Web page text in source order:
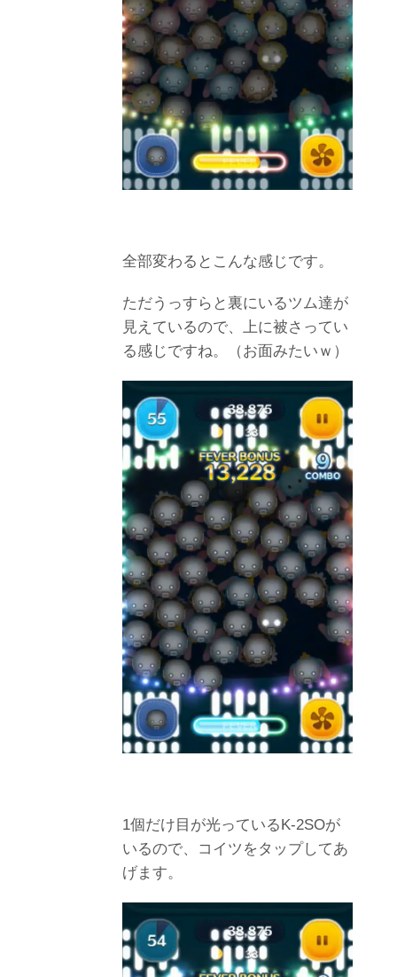
全部変わるとこんな感じです。
ただうっすらと裏にいるツム達が
見えているので、上に被さってい
る感じですね。（お面みたいｗ）
1個だけ目が光っているK-2SOが
いるので、コイツをタップしてあ
げます。